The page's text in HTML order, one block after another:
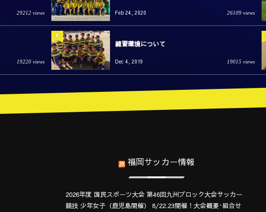
29212 views Feb 24, 2020 26109 views
19220 views
練習環境について
Dec 4, 2019 19015 views
8
福岡サッカー情報
2026年度 国民スポーツ大会 第46回九州ブロック大会サッカー
競技 少年女子（鹿児島開催） 8/22.23開催！大会概要･組合せ